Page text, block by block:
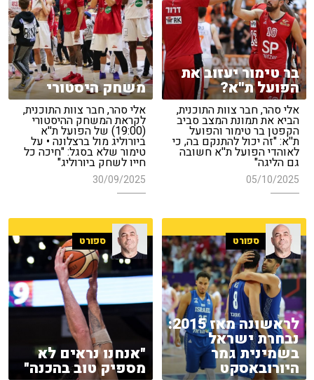
בר טימור יעזוב את
הפועל ת''א?
אלי סהר, חבר צוות התוכנית,
הביא את תמונת המצב סביב
הקפטן בר טימור והפועל
ת''א: "זה יכול להתנקם בה, כי
לאוהדי הפועל ת''א חשובה
גם הליגה"
05/10/2025
משחק היסטורי
אלי סהר, חבר צוות התוכנית,
לקראת המשחק ההיסטורי
(19:00) של הפועל ת''א
ביורוליג מול ברצלונה • על
טימור שלא בסגל: "חיכה כל
חייו לשחק ביורוליג"
30/09/2025
ספורט
לראשונה מאז 2015:
נבחרת ישראל
בשמינית גמר
היורובאסקט
ספורט
"אנחנו נראים לא
מספיק טוב בהכנה"